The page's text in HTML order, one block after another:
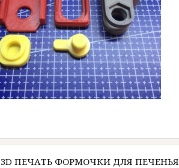
3D ПЕЧАТЬ ФОРМОЧКИ ДЛЯ ПЕЧЕНЬЯ